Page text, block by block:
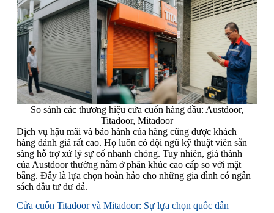
So sánh các thương hiệu cửa cuốn hàng đầu: Austdoor,
Titadoor, Mitadoor
Dịch vụ hậu mãi và bảo hành của hãng cũng được khách
hàng đánh giá rất cao. Họ luôn có đội ngũ kỹ thuật viên sẵn
sàng hỗ trợ xử lý sự cố nhanh chóng. Tuy nhiên, giá thành
của Austdoor thường nằm ở phân khúc cao cấp so với mặt
bằng. Đây là lựa chọn hoàn hảo cho những gia đình có ngân
sách đầu tư dư dả.
Cửa cuốn Titadoor và Mitadoor: Sự lựa chọn quốc dân